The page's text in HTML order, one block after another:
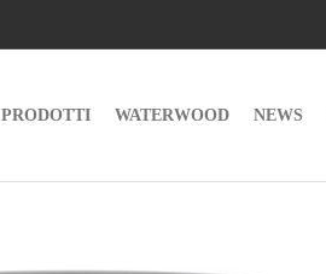
PRODOTTI WATERWOOD NEWS